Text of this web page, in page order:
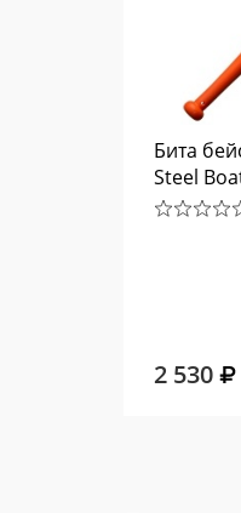
Бита
Steel
2 530